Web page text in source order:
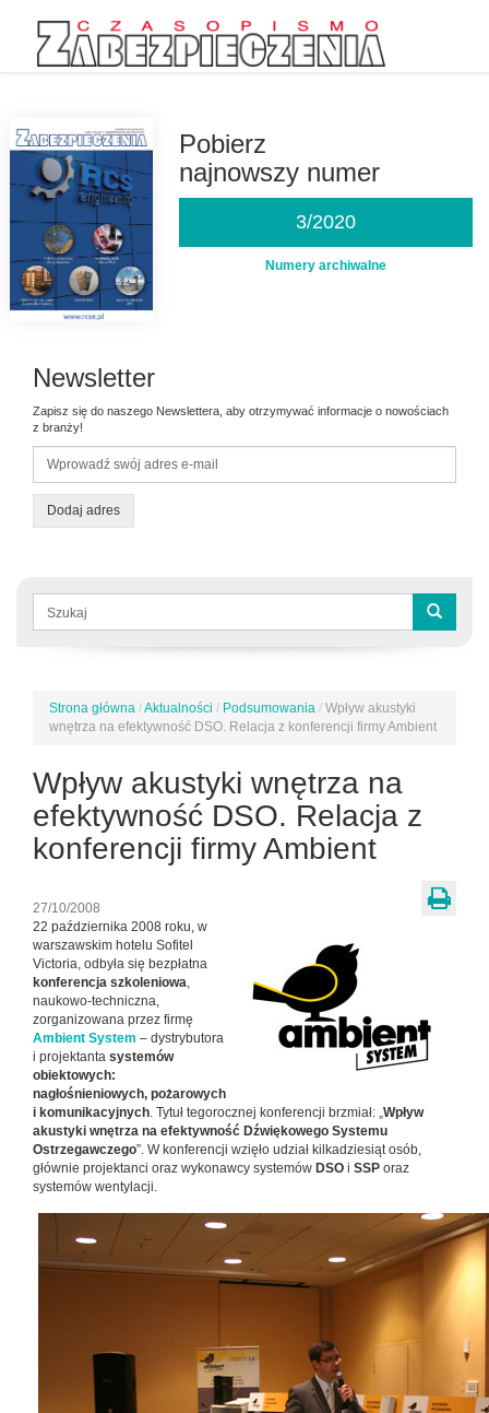
Pobierz
najnowszy numer
3/2020
Numery archiwalne
Newsletter
Zapisz się do naszego Newslettera, aby otrzymywać informacje o nowościach
z branży!
Dodaj adres
Formularz
wyszukiwania
Jesteś
tutaj
Strona główna /Aktualności / Podsumowania / Wpływ akustyki
wnętrza na efektywność DSO. Relacja z konferencji firmy Ambient
Wpływ akustyki wnętrza na
efektywność DSO. Relacja z
konferencji firmy Ambient
27/10/2008
22 października 2008 roku, w
warszawskim hotelu Sofitel
Victoria, odbyła się bezpłatna
konferencja szkoleniowa,
naukowo-techniczna,
zorganizowana przez firmę
Ambient System – dystrybutora
i projektanta systemów
obiektowych:
nagłośnieniowych, pożarowych
i komunikacyjnych. Tytuł tegorocznej konferencji brzmiał: „Wpływ
akustyki wnętrza na efektywność Dźwiękowego Systemu
Ostrzegawczego”. W konferencji wzięło udział kilkadziesiąt osób,
głównie projektanci oraz wykonawcy systemów DSO i SSP oraz
systemów wentylacji.